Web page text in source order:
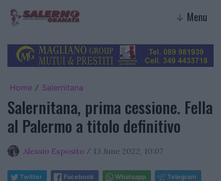
↓ Menu
Home / Salernitana
Salernitana, prima cessione. Fella
al Palermo a titolo definitivo
Alessio Esposito / 13 June 2022, 10:07
Twitter Facebook Whatsapp Telegram